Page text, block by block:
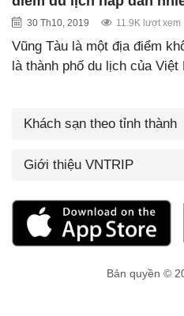
30 Th10, 2019 11.9K lượt xem
Vũng Tàu là một địa điểm
là thành phố du lịch của
Khách sạn theo tỉnh thành
Giới thiệu VNTRIP
Bản quyền ©